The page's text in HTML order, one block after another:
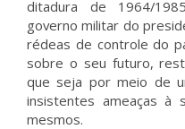
ditadura de 1964/
governo militar do
rédeas de controle do
sobre o seu futuro,
que seja por meio de
insistentes ameaças à
mesmos.